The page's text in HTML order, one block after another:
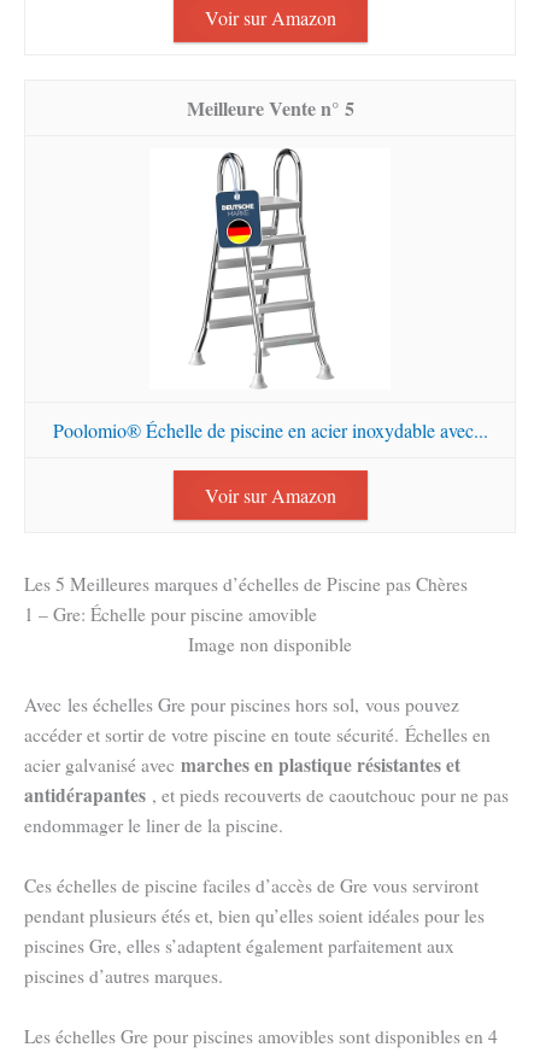
Voir sur Amazon
5
Poolomio® Échelle de piscine en acier inoxydable avec...
Voir sur Amazon
Les 5 Meilleures marques d’échelles de Piscine pas Chères
1 – Gre: Échelle pour piscine amovible
Image non disponible
Avec les échelles Gre pour piscines hors sol, vous pouvez
accéder et sortir de votre piscine en toute sécurité. Échelles en
acier galvanisé avec marches en plastique résistantes et
antidérapantes , et pieds recouverts de caoutchouc pour ne pas
endommager le liner de la piscine.
Ces échelles de piscine faciles d’accès de Gre vous serviront
pendant plusieurs étés et, bien qu’elles soient idéales pour les
piscines Gre, elles s’adaptent également parfaitement aux
piscines d’autres marques.
Les échelles Gre pour piscines amovibles sont disponibles en 4